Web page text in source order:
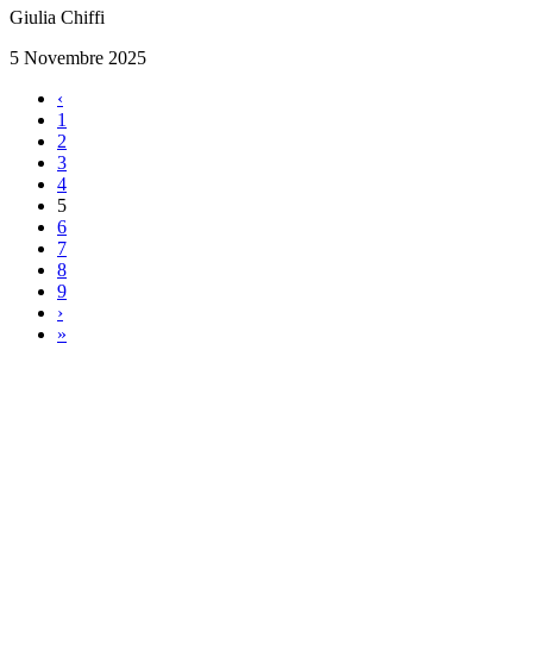
Giulia Chiffi
5 Novembre 2025
‹
1
2
3
4
5
6
7
8
9
›
»